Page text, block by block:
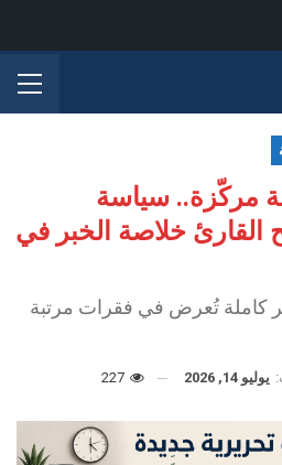
مركّزة.. سياسة
القارئ خلاصة الخبر في
كاملة تُعرض في فقرات مرتبة
يوليو 14, 2026